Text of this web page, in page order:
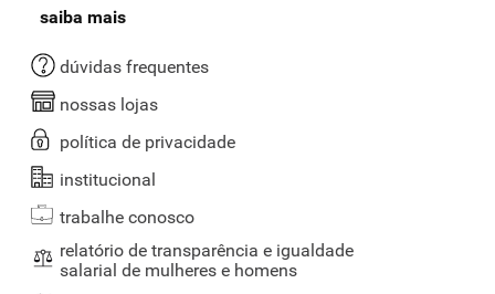
Diferentes opções de snack saudável para o seu dia a dia
Por aqui você pode encontrar opções de snacks saudáveis salgados,
perfeitos para pré ou pós-treino, além de serem ideais para lanches
rápidos entre as refeições ou, até mesmo, para matar a fome
durante o expediente de trabalho.
Marcas e tipos de snack saudável disponíveis para todos
os gostos
No Supernosso, você encontra uma grande variedade de marcas de
nutricionais. Você pode encontrar marcas como a Mãe Terra, que
são um dos destaques de nossa seleção, com seu mix de castanhas
saiba mais
dúvidas frequentes
nossas lojas
política de privacidade
institucional
trabalhe conosco
relatório de transparência e igualdade
salarial de mulheres e homens